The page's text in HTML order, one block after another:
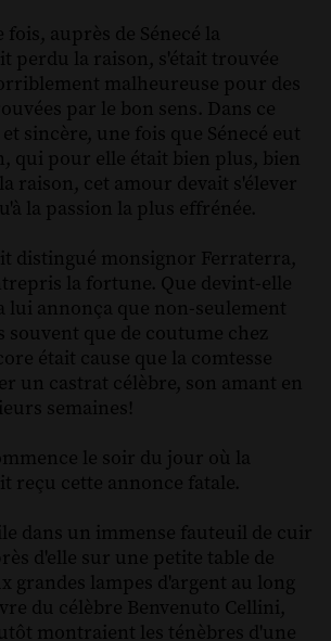
auprès de Sénecé la
perdu la raison, s'était trouvée
malheureuse pour des
par le bon sens. Dans ce
sincère, une fois que Sénecé eut
qui pour elle était bien plus, bien
raison, cet amour devait s'élever
la passion la plus effrénée.
distingué monsignor Ferraterra,
la fortune. Que devint-elle
lui annonça que non-seulement
souvent que de coutume chez
était cause que la comtesse
un castrat célèbre, son amant en
semaines!
le soir du jour où la
reçu cette annonce fatale.
dans un immense fauteuil de cuir
d'elle sur une petite table de
grandes lampes d'argent au long
du célèbre Benvenuto Cellini,
montraient les ténèbres d'une